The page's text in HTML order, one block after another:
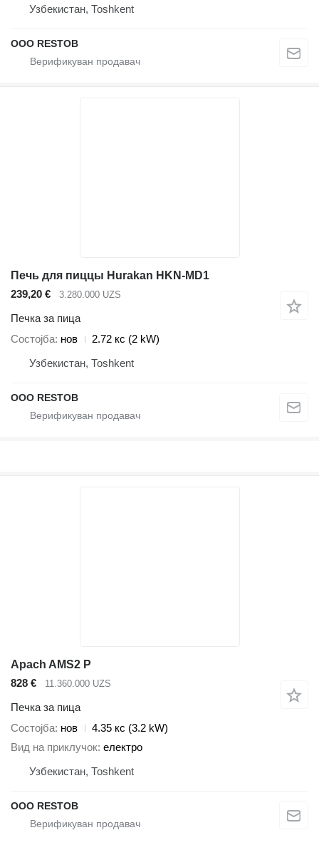
Узбекистан, Тоshkent
OOO RESTOB
Печь для пиццы Hurakan HKN-MD1
239,20 €
3.280.000 UZS
Печка за пица
Состојба нов
2.72 кс (2 kW)
Узбекистан, Тоshkent
OOO RESTOB
Apach AMS2 P
828 €
11.360.000 UZS
Печка за пица
Состојба нов
4.35 кс (3.2 kW)
Вид на приклучок електро
Узбекистан, Тоshkent
OOO RESTOB